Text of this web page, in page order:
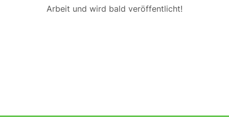
Arbeit und wird bald veröffentlicht!